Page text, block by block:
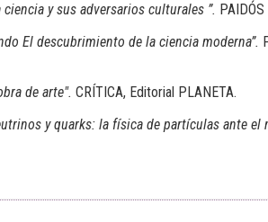
ciencia y sus adversarios culturales ”. PAIDÓS
El descubrimiento de la ciencia moderna”.
de arte". CRÍTICA, Editorial PLANETA.
y quarks: la física de partículas ante el